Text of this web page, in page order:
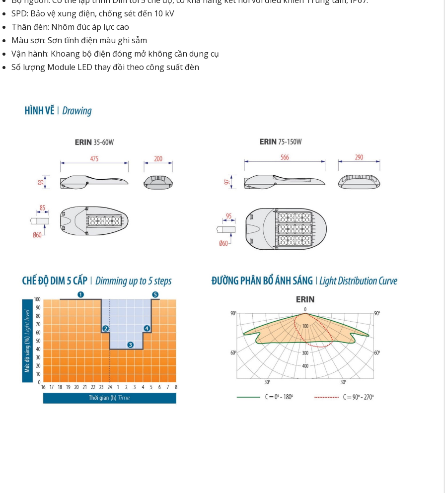
SPD: Bảo vệ xung điện, chống sét đến 10 kV
Thân đèn: Nhôm đúc áp lực cao
Màu sơn: Sơn tĩnh điện màu ghi sẫm
Vận hành: Khoang bộ điện đóng mở không cần dụng cụ
Số lượng Module LED thay đồi theo công suất đèn